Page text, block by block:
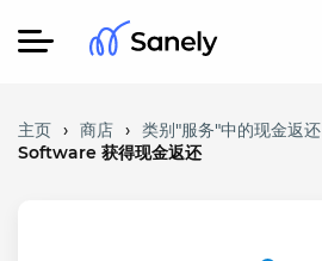
主页 › 商店 › 类别"服务"中的现金返还
Software 获得现金返还